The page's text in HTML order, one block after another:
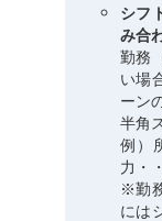
シフ
み合
勤務
い場
ーン
半角
例）
力・
※勤
には